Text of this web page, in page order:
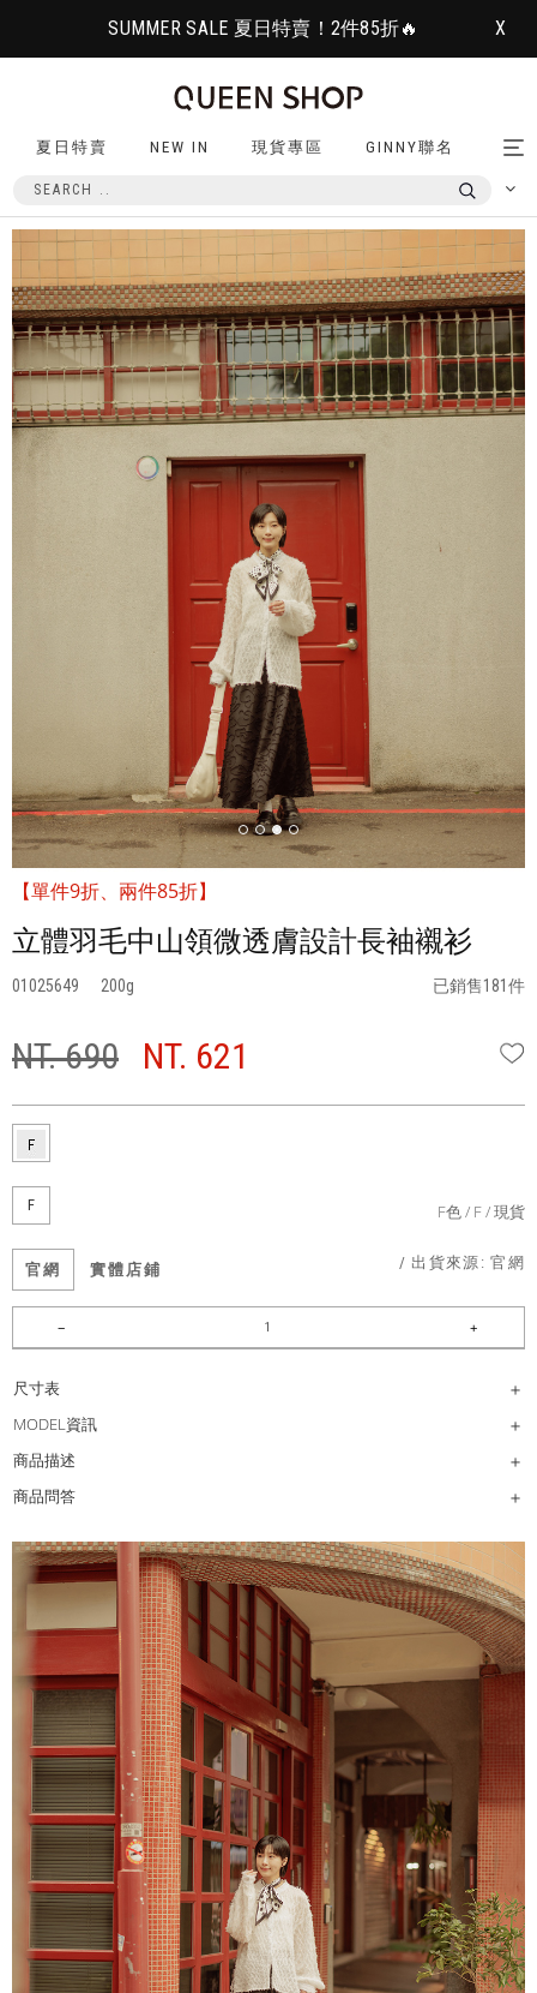
SUMMER SALE 夏日特賣！2件85折🔥 X
夏日特賣 NEW IN 現貨專區 GINNY聯名
【單件9折、兩件85折】
立體羽毛中山領微透膚設計長袖襯衫
01025649 200 已銷售181件
NT. 690 NT. 621
F F色 F 現貨
官網 實體店鋪 / 出貨來源:官網
尺寸表
MODEL資訊
商品描述
商品問答